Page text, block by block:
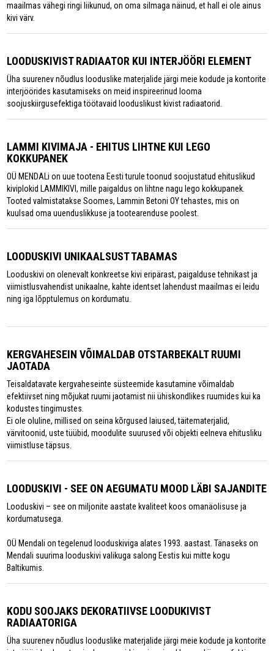
maailmas vähegi ringi liikunud, on oma silmaga näinud, et hall ei ole ainus
kivi värv.
LOODUSKIVIST RADIAATOR KUI INTERJÖÖRI ELEMENT
Üha suurenev nõudlus looduslike materjalide järgi meie kodude ja kontorite
interjöörides kasutamiseks on meid inspireerinud looma
soojuskiirgusefektiga töötavaid looduslikust kivist radiaatorid.
LAMMI KIVIMAJA - EHITUS LIHTNE KUI LEGO
KOKKUPANEK
OÜ MENDALi on uue tootena Eesti turule toonud soojustatud ehituslikud
kiviplokid LAMMIKIVI, mille paigaldus on lihtne nagu lego kokkupanek.
Tooted valmistatakse Soomes, Lammin Betoni OY tehastes, mis on
kuulsad oma uuenduslikkuse ja tootearenduse poolest.
LOODUSKIVI UNIKAALSUST TABAMAS
Looduskivi on olenevalt konkreetse kivi eripärast, paigalduse tehnikast ja
viimistlusvahendist unikaalne, kahte identset lahendust maailmas ei leidu
ning iga lõpptulemus on kordumatu.
KERGVAHESEIN VÕIMALDAB OTSTARBEKALT RUUMI
JAOTADA
Teisaldatavate kergvaheseinte süsteemide kasutamine võimaldab
efektiivset ning mõjukat ruumi jaotamist nii ühiskondlikes ruumides kui ka
kodustes tingimustes.
Ei ole oluline, millised on seina kõrgused laiused, täitematerjalid,
värvitoonid, uste tüübid, moodulite suurused või objekti eelneva ehitusliku
viimistluse täpsus.
LOODUSKIVI - SEE ON AEGUMATU MOOD LÄBI SAJANDITE
Looduskivi – see on miljonite aastate kvaliteet koos omanäolisuse ja
kordumatusega.
OÜ Mendali on tegelenud looduskiviga alates 1993. aastast. Tänaseks on
Mendali suurima looduskivi valikuga salong Eestis kui mitte kogu
Baltikumis.
KODU SOOJAKS DEKORATIIVSE LOODUKIVIST
RADIAATORIGA
Üha suurenev nõudlus looduslike materjalide järgi meie kodude ja kontorite